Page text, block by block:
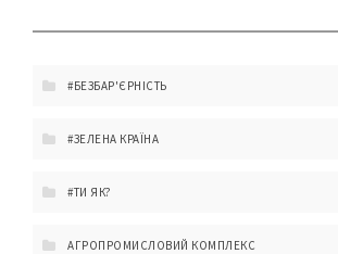
#БЕЗБАР'ЄРНІСТЬ
#ЗЕЛЕНА КРАЇНА
#ТИ ЯК?
АГРОПРОМИСЛОВИЙ КОМПЛЕКС